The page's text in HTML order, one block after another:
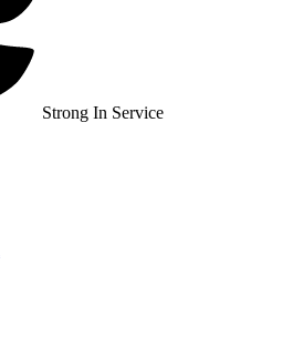
Strong In Service